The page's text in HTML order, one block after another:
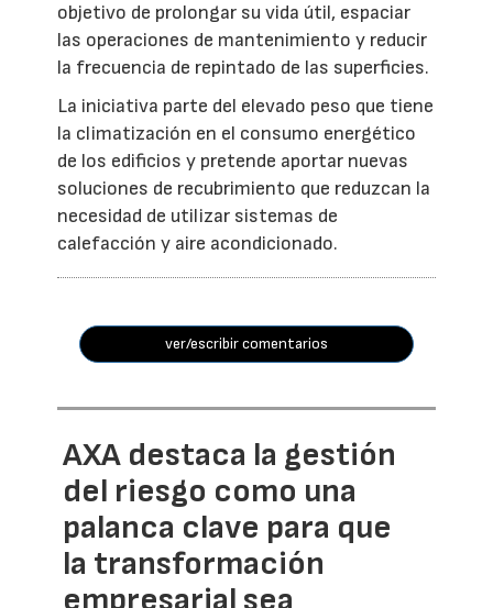
objetivo de prolongar su vida útil, espaciar
las operaciones de mantenimiento y reducir
la frecuencia de repintado de las superficies.
La iniciativa parte del elevado peso que tiene
la climatización en el consumo energético
de los edificios y pretende aportar nuevas
soluciones de recubrimiento que reduzcan la
necesidad de utilizar sistemas de
calefacción y aire acondicionado.
ver/escribir comentarios
AXA destaca la gestión
del riesgo como una
palanca clave para que
la transformación